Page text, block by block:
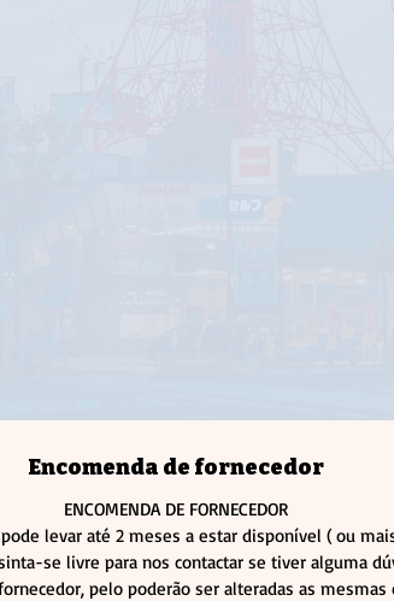
Encomenda de fornecedor
ENCOMENDA DE FORNECEDOR
levar até 2 meses a estar disponível ( ou
se livre para nos contactar se tiver alguma
pelo poderão ser alteradas as